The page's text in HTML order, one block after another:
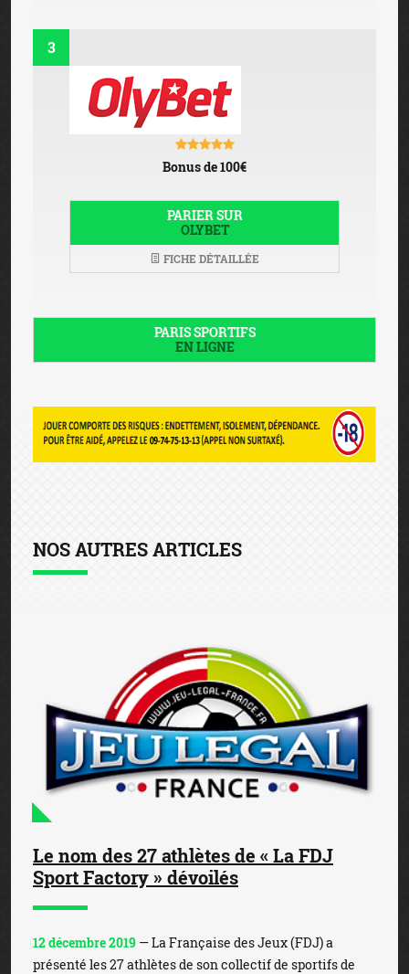
3
Bonus de 100€
PARIER SUR
OLYBET
FICHE DÉTAILLÉE
PARIS SPORTIFS
EN LIGNE
NOS AUTRES ARTICLES
Le nom des 27 athlètes de « La FDJ
Sport Factory » dévoilés
12 décembre 2019 — La Française des Jeux (FDJ) a
présenté les 27 athlètes de son collectif de sportifs de